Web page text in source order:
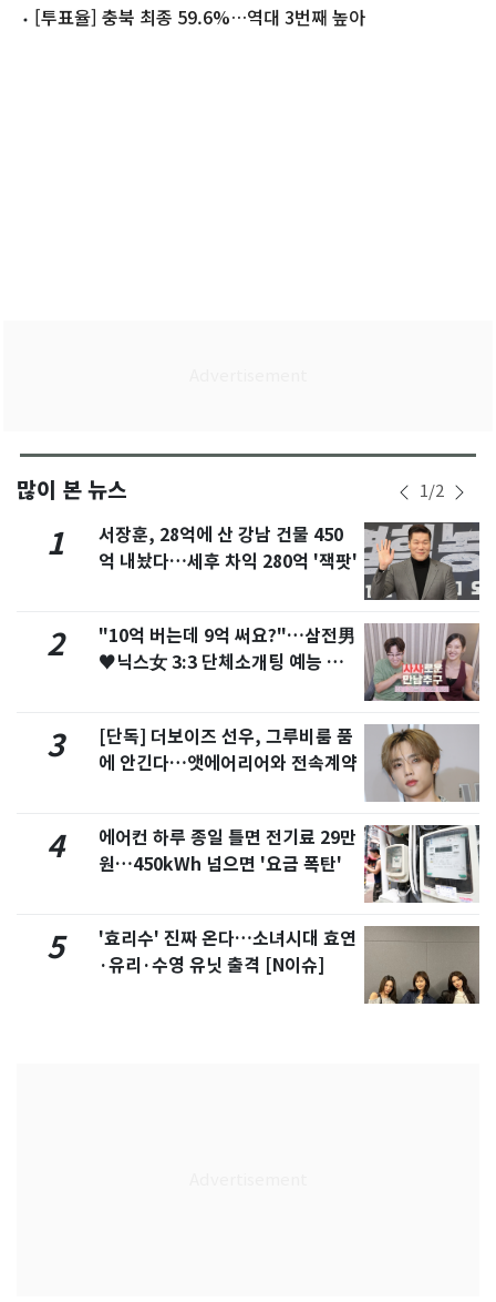
조국 낙선
[투표율] 충북 최종 59.6%…역대 3번째 높아
많이 본 뉴스 1/2
1
서장훈, 28억에 산 강남 건물 450
억 내놨다…세후 차익 280억 '잭팟'
2
"10억 버는데 9억 써요?"…삼전男
♥닉스女 3:3 단체소개팅 예능 화
3
[단독] 더보이즈 선우, 그루비룸 품
에 안긴다…앳에어리어와 전속계약
4
에어컨 하루 종일 틀면 전기료 29만
원…450kWh 넘으면 '요금 폭탄'
5
'효리수' 진짜 온다…소녀시대 효연
·유리·수영 유닛 출격 [N이슈]